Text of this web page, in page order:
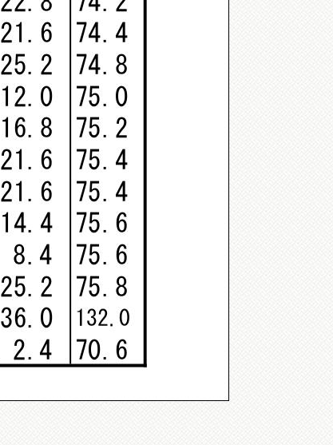
21.6
74.4
25.2
74.8
12.0
75.0
16.8
75.2
21.6
75.4
21.6
75.4
14.4
75.6
8.4
75.6
25.2
75.8
36.0 132.0
2.4 70.6